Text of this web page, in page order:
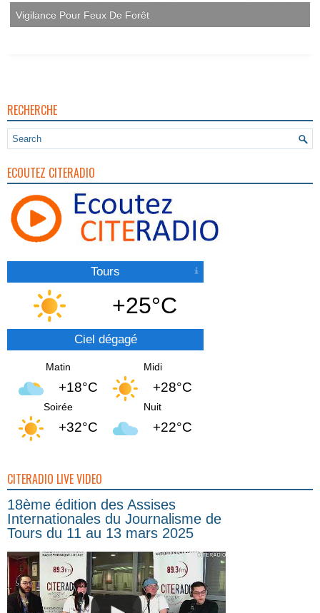
Vigilance Pour Feux De Forêt
RECHERCHE
ECOUTEZ CITERADIO
Tours
+25°C
Ciel dégagé
Matin
+18°C
Midi
+28°C
Soirée
+32°C
Nuit
+22°C
CITERADIO LIVE VIDEO
18ème édition des Assises
Internationales du Journalisme de
Tours du 11 au 13 mars 2025